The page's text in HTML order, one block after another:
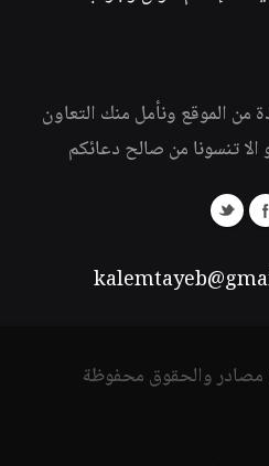
من الموقع ونأمل منك التعاون
الا تنسونا من صالح دعائكم
والحقوق محفوظة